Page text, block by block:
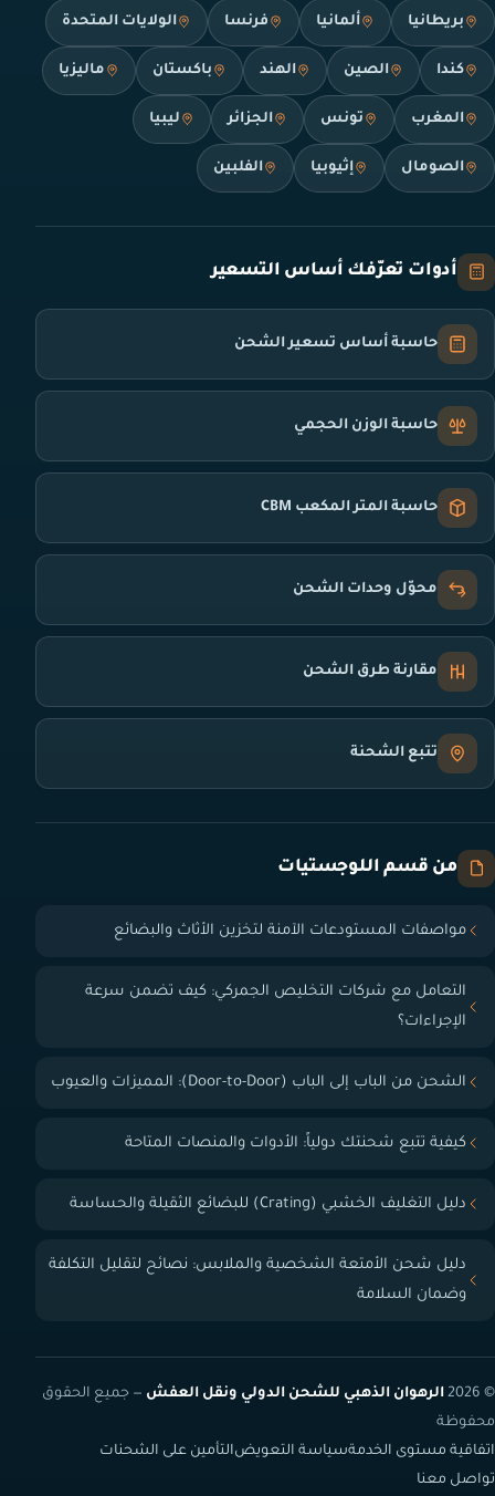
بريطانيا ألمانيا فرنسا الولايات المتحدة
كندا الصين الهند باكستان ماليزيا
المغرب تونس الجزائر ليبيا
الصومال إثيوبيا الفلبين
أدوات تعرّفك أساس التسعير
حاسبة أساس تسعير الشحن
حاسبة الوزن الحجمي
حاسبة المتر المكعب CBM
محوّل وحدات الشحن
مقارنة طرق الشحن
تتبع الشحنة
من قسم اللوجستيات
مواصفات المستودعات الآمنة لتخزين الأثاث والبضائع
التعامل مع شركات التخليص الجمركي: كيف تضمن سرعة
الإجراءات؟
الشحن من الباب إلى الباب (Door-to-Door): المميزات والعيوب
كيفية تتبع شحنتك دولياً: الأدوات والمنصات المتاحة
دليل التغليف الخشبي (Crating) للبضائع الثقيلة والحساسة
دليل شحن الأمتعة الشخصية والملابس: نصائح لتقليل التكلفة
وضمان السلامة
© 2026 الرهوان الذهبي للشحن الدولي ونقل العفش — جميع الحقوق
محفوظة
اتفاقية مستوى الخدمةسياسة التعويضالتأمين على الشحنات
تواصل معنا